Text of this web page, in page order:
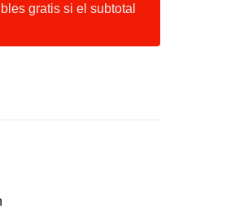
gratis si el subtotal